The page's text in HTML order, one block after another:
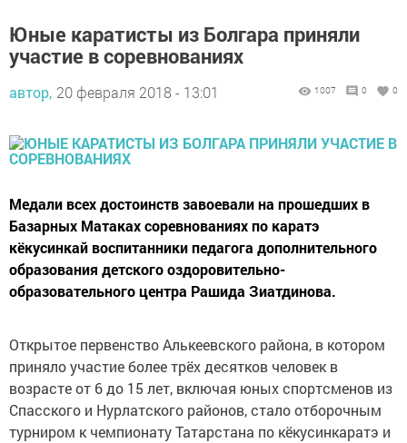
Юные каратисты из Болгара приняли
участие в соревнованиях
автор, 20 февраля 2018 - 13:01 1007 0 0
Медали всех достоинств завоевали на прошедших в
Базарных Матаках соревнованиях по каратэ
кёкусинкай воспитанники педагога дополнительного
образования детского оздоровительно-
образовательного центра Рашида Зиатдинова.
Открытое первенство Алькеевского района, в котором
приняло участие более трёх десятков человек в
возрасте от 6 до 15 лет, включая юных спортсменов из
Спасского и Нурлатского районов, стало отборочным
турниром к чемпионату Татарстана по кёкусинкаратэ и